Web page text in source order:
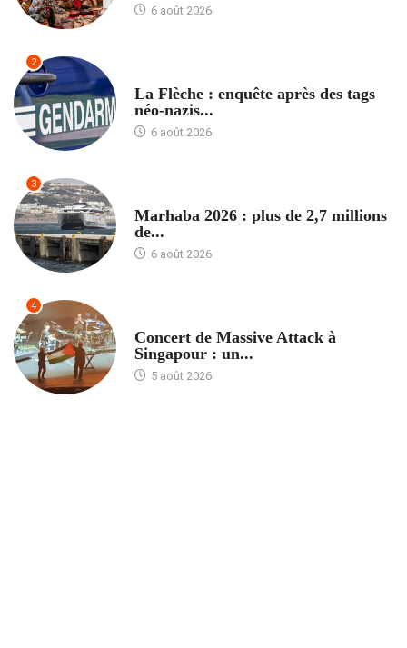
6 août 2026
2
La Flèche : enquête après des tags
néo-nazis...
6 août 2026
3
Marhaba 2026 : plus de 2,7 millions
de...
6 août 2026
4
Concert de Massive Attack à
Singapour : un...
5 août 2026